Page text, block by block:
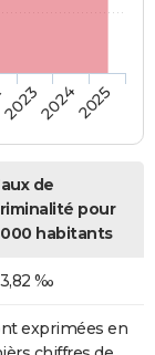
202320242025
de
pour
000 habitants
‰
exprimées en